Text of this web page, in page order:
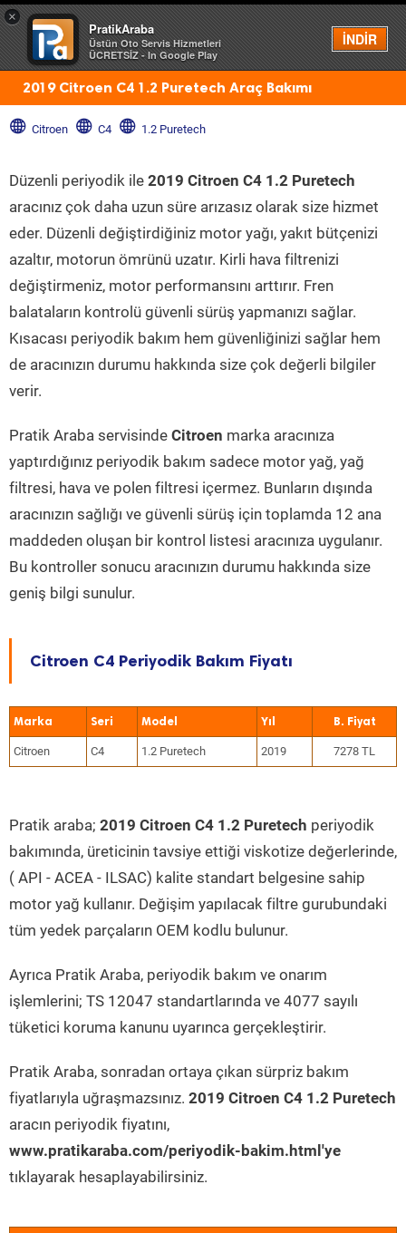
×
PratikAraba
Üstün Oto Servis Hizmetleri
ÜCRETSİZ - In Google Play
İNDİR
Menü
2019 Citroen C4 1.2 Puretech Araç Bakımı
Citroen C4 1.2 Puretech
Düzenli periyodik ile 2019 Citroen C4 1.2 Puretech
aracınız çok daha uzun süre arızasız olarak size hizmet
eder. Düzenli değiştirdiğiniz motor yağı, yakıt bütçenizi
azaltır, motorun ömrünü uzatır. Kirli hava filtrenizi
değiştirmeniz, motor performansını arttırır. Fren
balataların kontrolü güvenli sürüş yapmanızı sağlar.
Kısacası periyodik bakım hem güvenliğinizi sağlar hem
de aracınızın durumu hakkında size çok değerli bilgiler
verir.
Pratik Araba servisinde Citroen marka aracınıza
yaptırdığınız periyodik bakım sadece motor yağ, yağ
filtresi, hava ve polen filtresi içermez. Bunların dışında
aracınızın sağlığı ve güvenli sürüş için toplamda 12 ana
maddeden oluşan bir kontrol listesi aracınıza uygulanır.
Bu kontroller sonucu aracınızın durumu hakkında size
geniş bilgi sunulur.
Citroen C4 Periyodik Bakım Fiyatı
Marka Seri Model Yıl
Citroen C4 1.2 Puretech 2019 7278 TL
Pratik araba; 2019 Citroen C4 1.2 Puretech periyodik
bakımında, üreticinin tavsiye ettiği viskotize değerlerinde,
( API - ACEA - ILSAC) kalite standart belgesine sahip
motor yağ kullanır. Değişim yapılacak filtre gurubundaki
tüm yedek parçaların OEM kodlu bulunur.
Ayrıca Pratik Araba, periyodik bakım ve onarım
işlemlerini; TS 12047 standartlarında ve 4077 sayılı
tüketici koruma kanunu uyarınca gerçekleştirir.
Pratik Araba, sonradan ortaya çıkan sürpriz bakım
fiyatlarıyla uğraşmazsınız. 2019 Citroen C4 1.2 Puretech
aracın periyodik fiyatını,
www.pratikaraba.com/periyodik-bakim.html'ye
tıklayarak hesaplayabilirsiniz.